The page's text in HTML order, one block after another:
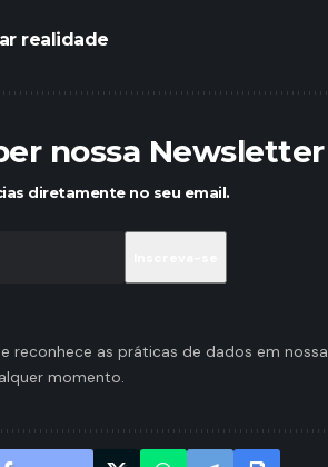
realidade
nossa Newsletter
diretamente no seu email.
e reconhece as práticas de dados em nossa
momento.